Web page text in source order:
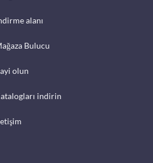
alanı
Bulucu
olun
indirin